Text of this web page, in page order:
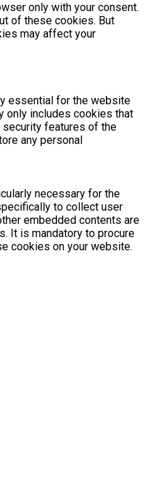
only with your consent.
of these cookies. But
may affect your
essential for the website
only includes cookies that
features of the
any personal
necessary for the
to collect user
embedded contents are
It is mandatory to procure
cookies on your website.